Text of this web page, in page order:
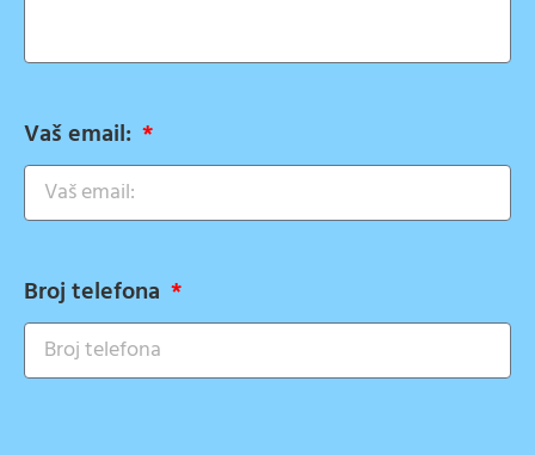
Vaš email:
Broj telefona